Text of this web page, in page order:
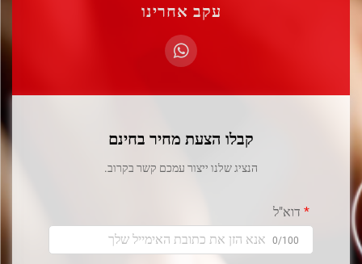
עקב אחרינו
קבלו הצעת מחיר בחינם
הנציג שלנו ייצור עמכם קשר בקרוב.
דוא"ל
0/100